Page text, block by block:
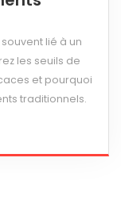
lié à un
les seuils de
et pourquoi
traditionnels.